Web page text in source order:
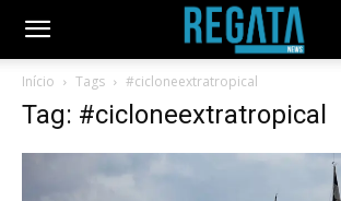
Início Tags #cicloneextratropical
Tag: #cicloneextratropical